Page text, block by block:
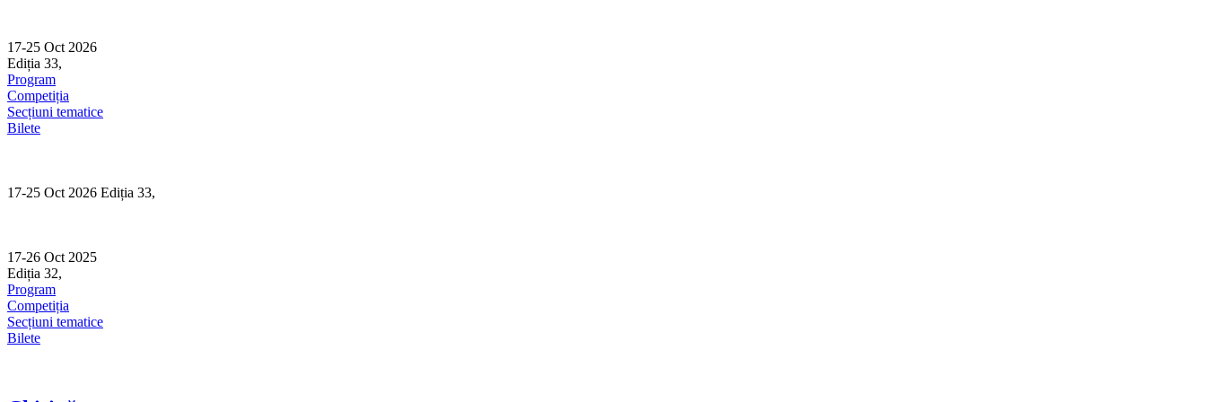
content
17-25 Oct 2026
Ediția 33,
Program
Competiția
Secțiuni tematice
Bilete
17-25 Oct 2026 Ediția 33,
17-26 Oct 2025
Ediția 32,
Program
Competiția
Secțiuni tematice
Bilete